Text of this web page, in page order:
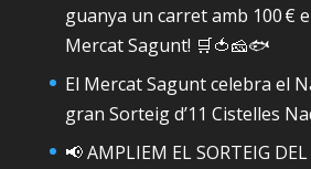
guanya un carret amb 100 €
Mercat Sagunt! 🛒🍅🧀🐟
El Mercat Sagunt celebra el
gran Sorteig d’11 Cistelles
📢 AMPLIEM EL SORTEIG